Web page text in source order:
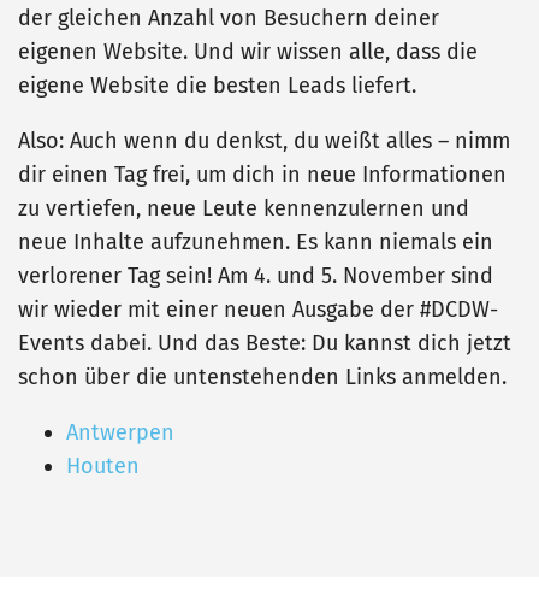
der gleichen Anzahl von Besuchern deiner
eigenen Website. Und wir wissen alle, dass die
eigene Website die besten Leads liefert.
Also: Auch wenn du denkst, du weißt alles – nimm
dir einen Tag frei, um dich in neue Informationen
zu vertiefen, neue Leute kennenzulernen und
neue Inhalte aufzunehmen. Es kann niemals ein
verlorener Tag sein! Am 4. und 5. November sind
wir wieder mit einer neuen Ausgabe der #DCDW-
Events dabei. Und das Beste: Du kannst dich jetzt
schon über die untenstehenden Links anmelden.
Antwerpen
Houten